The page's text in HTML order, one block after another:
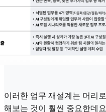
이러한 업무 재설계는 머리
해보는 것이 훨씬 중요한데